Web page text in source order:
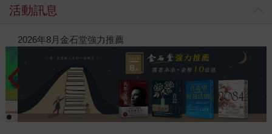
活動訊息
閱讀漫遊錄-2026上半年暢銷榜